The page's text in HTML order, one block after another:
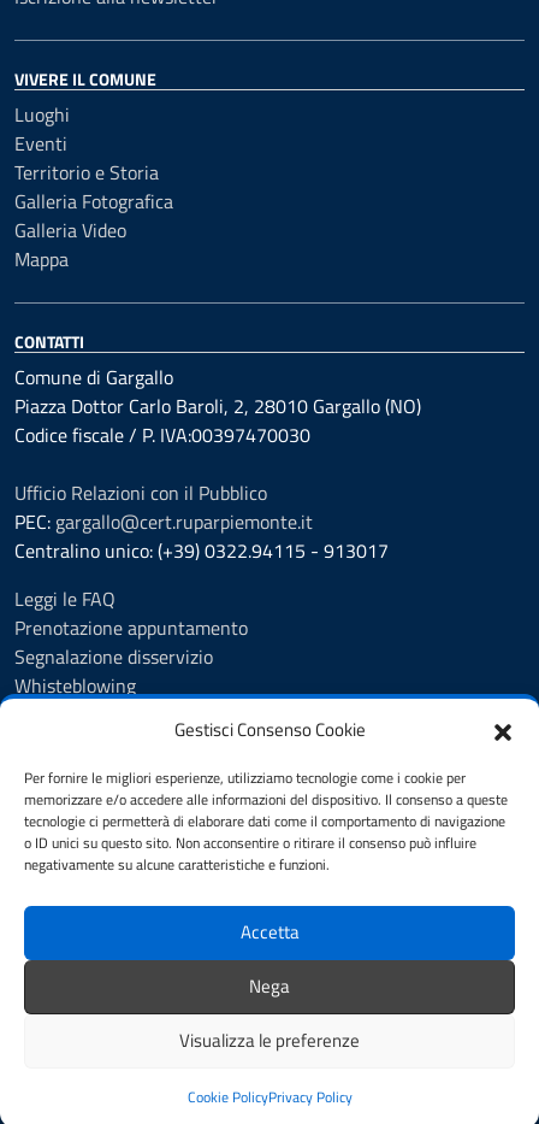
Gestisci Consenso Cookie
Per fornire le migliori esperienze, utilizziamo tecnologie come i cookie per
memorizzare e/o accedere alle informazioni del dispositivo. Il consenso a queste
tecnologie ci permetterà di elaborare dati come il comportamento di navigazione
o ID unici su questo sito. Non acconsentire o ritirare il consenso può influire
negativamente su alcune caratteristiche e funzioni.
Accetta
Nega
Visualizza le preferenze
Cookie PolicyPrivacy Policy
VIVERE IL COMUNE
Luoghi
Eventi
Territorio e Storia
Galleria Fotografica
Galleria Video
Mappa
CONTATTI
Comune di Gargallo
Piazza Dottor Carlo Baroli, 2, 28010 Gargallo (NO)
Codice fiscale / P. IVA:00397470030
Ufficio Relazioni con il Pubblico
PEC: gargallo@cert.ruparpiemonte.it
Centralino unico: (+39) 0322.94115 - 913017
Leggi le FAQ
Prenotazione appuntamento
Segnalazione disservizio
Whisteblowing
Albo Pretorio
Informativa privacy
Note legali
Dichiarazione di accessibilità
SEGUICI SU
Instagram Facebook
Credits